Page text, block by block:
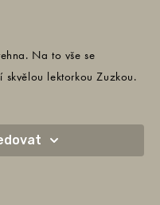
Na to vše se
lektorkou Zuzkou.
(anebo třeba